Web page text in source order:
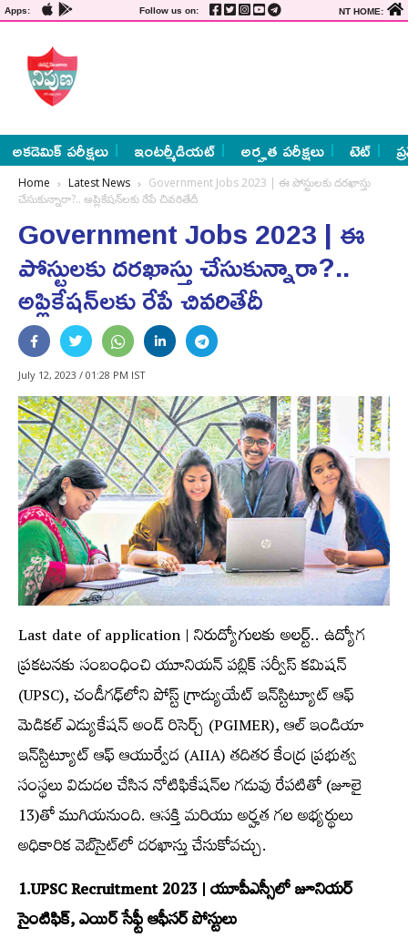
Apps: Follow us on: NT HOME:
అకడెమిక్ పరీక్షలు ఇంటర్మీడియట్ అర్హత పరీక్షలు టెట్
Home Latest News
Government Jobs 2023 | ఈ పోస్టులకు దరఖాస్తు
చేసుకున్నారా?.. అప్లికేష‌న్‌ల‌కు రేపే చివ‌రితేదీ
Government Jobs 2023 | ఈ
పోస్టులకు దరఖాస్తు చేసుకున్నారా?..
అప్లికేష‌న్‌ల‌కు రేపే చివ‌రితేదీ
July 12, 2023 / 01:28 PM IST
Last date of application | నిరుద్యోగులకు అలర్ట్.. ఉద్యోగ
ప్రకటనకు సంబంధించి యూనియన్‌ పబ్లిక్‌ సర్వీస్‌ కమిషన్
(UPSC), చండీగఢ్‌లోని పోస్ట్ గ్రాడ్యుయేట్ ఇన్‌స్టిట్యూట్ ఆఫ్
మెడికల్ ఎడ్యుకేషన్ అండ్‌ రిసెర్చ్ (PGIMER), ఆల్‌ ఇండియా
ఇన్‌స్టిట్యూట్‌ ఆఫ్‌ ఆయుర్వేద (AIIA) త‌దిత‌ర కేంద్ర ప్రభుత్వ
సంస్థలు విడుదల చేసిన నోటిఫికేషన్‌ల గడువు రేపటితో (జూలై
13)తో ముగియనుంది. ఆసక్తి మరియు అర్హత గల అభ్యర్థులు
అధికారిక వెబ్‌సైట్‌లో దరఖాస్తు చేసుకోవచ్చు.
1.UPSC Recruitment 2023 | యూపీఎస్సీలో జూనియ‌ర్
సైంటిఫిక్, ఎయిర్ సేఫ్టీ ఆఫీస‌ర్ పోస్టులు